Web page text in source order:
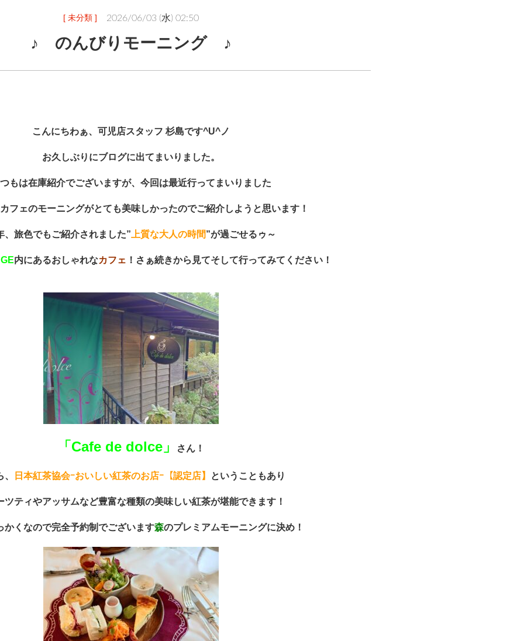
[ 未分類 ] 2026/06/03 (水) 02:50
♪ のんびりモーニング ♪
こんにちわぁ、可児店スタッフ 杉島です^U^ノ
お久しぶりにブログに出てまいりました。
もは在庫紹介でございますが、今回は最近行ってまいりました
フェのモーニングがとても美味しかったのでご紹介しようと思います！
、旅色でもご紹介されました” 上質な大人の時間”が過ごせるゥ～
内にあるおしゃれなカフェ ！さぁ続きから見てそして行ってみてください！
「Cafe de dolce」 さん！
日本紅茶協会ｰおいしい紅茶のお店ｰ【認定店】 ということもあり
ツティやアッサムなど豊富な種類の美味しい紅茶が堪能できます！
かくなので完全予約制でございます森のプレミアムモーニングに決め！